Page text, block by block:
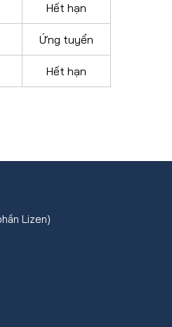
Hết hạn
Ứng tuyển
Hết hạn
Lizen)